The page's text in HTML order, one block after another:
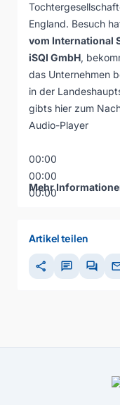
England. Besuch
vom International
iSQI GmbH,
das Unternehmen
in der
gibts hier zum
Audio-Player
00:00
00:00
00:00
Mehr
Artikel teilen
share chat forum